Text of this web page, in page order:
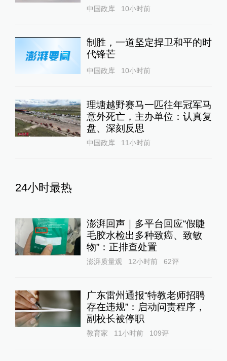
中国政库 10小时前
制胜，一道坚定捍卫和平的时
代锋芒
中国政库 10小时前
理塘越野赛马一匹往年冠军马
意外死亡，主办单位：认真复
盘、深刻反思
中国政库 11小时前
24小时最热
澎湃回声｜多平台回应“假睫
毛胶水检出多种致癌、致敏
物”：正排查处置
澎湃质量观 12小时前 62评
广东雷州通报“特教老师招聘
存在违规”：启动问责程序，
副校长被停职
教育家 11小时前 109评